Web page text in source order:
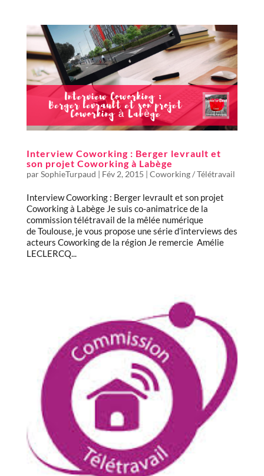
Interview Coworking : Berger levrault et
son projet Coworking à Labège
parSophieTurpaud | Fév 2, 2015 | Coworking / Télétravail
Interview Coworking : Berger levrault et son projet
Coworking à Labège Je suis co-animatrice de la
commission télétravail de la mêlée numérique
de Toulouse, je vous propose une série d’interviews des
acteurs Coworking de la région Je remercie Amélie
LECLERCQ...